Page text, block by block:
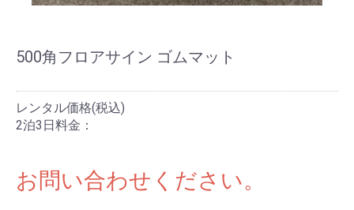
500角フロアサイン ゴムマット
レンタル価格(税込)
2泊3日料金：
お問い合わせください。